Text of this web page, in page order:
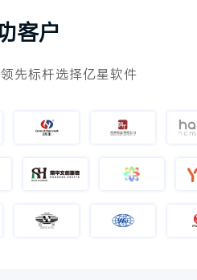
客户
先标杆选择亿星软件